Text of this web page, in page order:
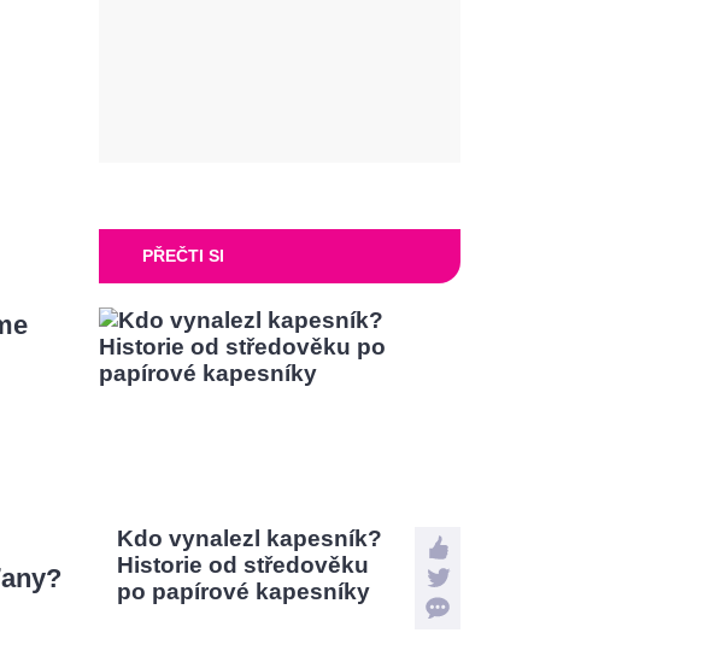
PŘEČTI SI
Kdo vynalezl kapesník?
Historie od středověku
po papírové kapesníky